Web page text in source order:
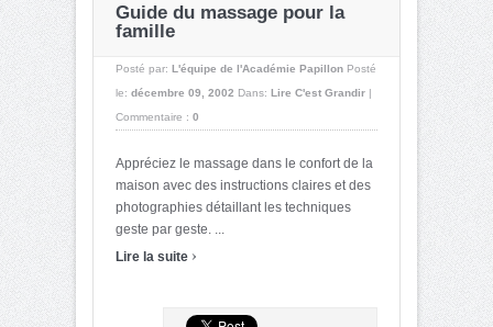
Guide du massage pour la
famille
Posté par: L'équipe de l'Académie Papillon Posté
le: décembre 09, 2002 Dans: Lire C'est Grandir |
Commentaire : 0
Appréciez le massage dans le confort de la
maison avec des instructions claires et des
photographies détaillant les techniques
geste par geste. ...
Lire la suite ›